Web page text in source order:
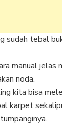
sudah tebal
manual jelas
noda.
kita bisa
karpet